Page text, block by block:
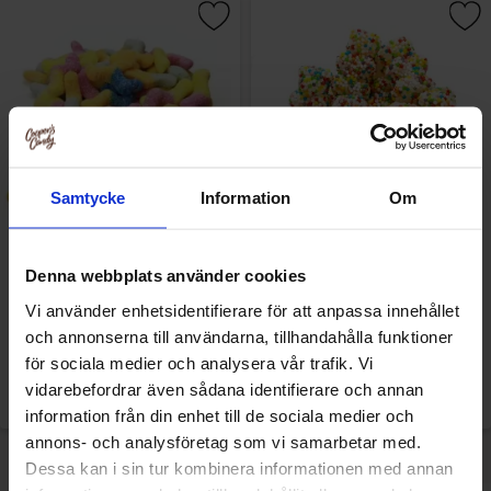
Samtycke Information Om
Denna webbplats använder cookies
Vi använder enhetsidentifierare för att anpassa innehållet
och annonserna till användarna, tillhandahålla funktioner
för sociala medier och analysera vår trafik. Vi
vidarebefordrar även sådana identifierare och annan
information från din enhet till de sociala medier och
annons- och analysföretag som vi samarbetar med.
Dessa kan i sin tur kombinera informationen med annan
Matthijs Veggie Neon Worms
Logga in för att handla
Matthijs Rainbow Bears 1kg
Logga in för att handla